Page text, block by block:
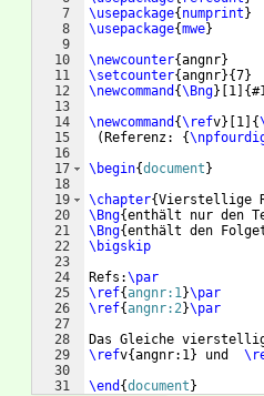
7
8
9
10
11
12
13
14
15
16
17
18
19
20
21
22
23
24
25
26
27
28
29
30
31
\usepackage{ numprint }
\usepackage{mwe}
\newcounter{angnr}
\setcounter{angnr}{7}
\newcommand {\Bng} 1 {
\newcommand {\refv} 1 {
( Referenz: {
\begin{document }
\chapter{Vierstellige
\Bng{enthält nur den
\Bng{enthält den
\bigskip
Refs:\par
\ref{angnr:1}\par
\ref{angnr:2}\par
Das Gleiche
\refv{angnr:1} und
\end {document }